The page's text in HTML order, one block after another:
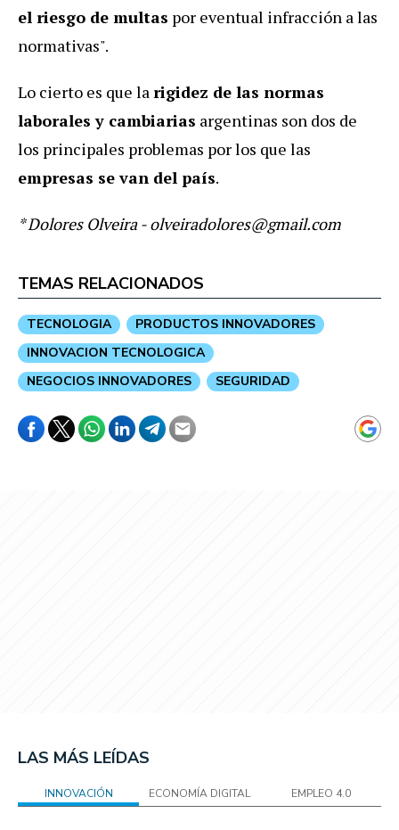
el riesgo de multas por eventual infracción a las
normativas".
Lo cierto es que larigidez de las normas
laborales y cambiarias argentinas son dos de
los principales problemas por los que las
empresas se van del país.
* Dolores Olveira-olveiradolores@gmail.com
TEMAS RELACIONADOS
TECNOLOGIA
PRODUCTOS INNOVADORES
INNOVACION TECNOLOGICA
NEGOCIOS INNOVADORES
SEGURIDAD
LAS MÁS LEÍDAS
INNOVACIÓN ECONOMÍA DIGITAL EMPLEO 4.0